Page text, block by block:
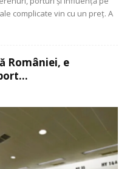
complicate vin cu un preț. A
României, e